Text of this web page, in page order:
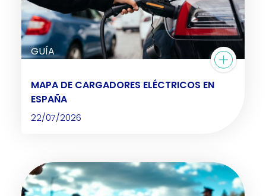
GUÍA
MAPA DE CARGADORES ELÉCTRICOS EN
ESPAÑA
22/07/2026